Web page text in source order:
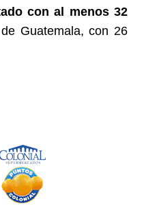
con al menos 32
Guatemala, con 26